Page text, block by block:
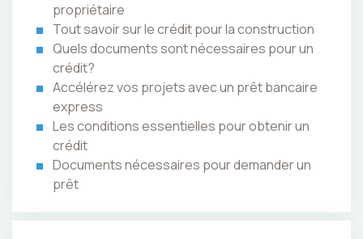
propriétaire
Tout savoir sur le crédit pour la construction
Quels documents sont nécessaires pour un
crédit?
Accélérez vos projets avec un prêt bancaire
express
Les conditions essentielles pour obtenir un
crédit
Documents nécessaires pour demander un
prêt